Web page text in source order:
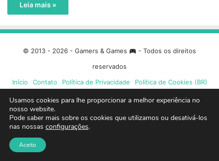
Leia mais »
© 2013 - 2026 - Gamers & Games
- Todos os direitos
reservados
Início
Contato Política de Privacidade Política de Cookies (BR)
Facebook
X LinkedinYouTubeInstagram
SpotifyMixcloud
Usamos cookies para lhe proporcionar a melhor experiência no
nosso website.
Pode saber mais sobre os cookies que utilizamos ou desativá-los
nas nossas configurações.
Aceito